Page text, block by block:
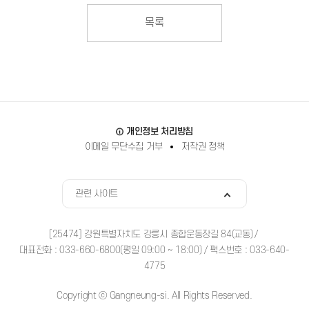
목록
개인정보 처리방침
이메일 무단수집 거부
저작권 정책
관련 사이트
[25474] 강원특별자치도 강릉시 종합운동장길 84(교동)
대표전화 : 033-660-6800(평일 09:00 ~ 18:00) / 팩스번호 : 033-640-
4775
Copyright ⓒ Gangneung-si. All Rights Reserved.